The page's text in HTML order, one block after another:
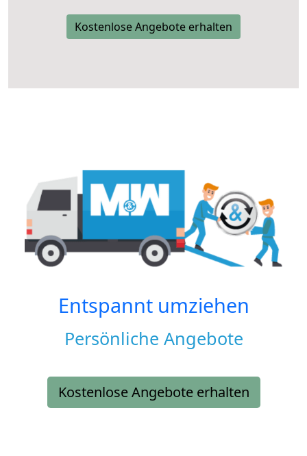
Kostenlose Angebote erhalten
Entspannt umziehen
Persönliche Angebote
Kostenlose Angebote erhalten